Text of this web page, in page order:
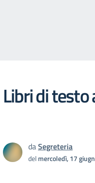
Libri di
daSegreteria
delmercoledì, 17